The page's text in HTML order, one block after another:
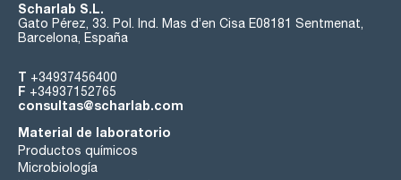
Scharlab S.L.
Gato Pérez, 33. Pol. Ind. Mas d’en Cisa E08181 Sentmenat,
Barcelona, España
T +34937456400
F +34937152765
consultas@scharlab.com
Material de laboratorio
Productos químicos
Microbiología